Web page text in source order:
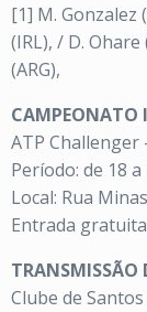
[1] M. Gonzalez
(IRL), / D. Ohare
(ARG),
CAMPEONATO
ATP Challenger
Período: de 18
Local: Rua
Entrada gratuita
TRANSMISSÃO
Clube de